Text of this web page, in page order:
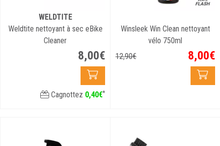
WELDTITE
Weldtite nettoyant à sec eBike
Cleaner
8,00€
Cagnottez 0,40€*
Winsleek Win Clean nettoyant
vélo 750ml
12,90€ 8,00€